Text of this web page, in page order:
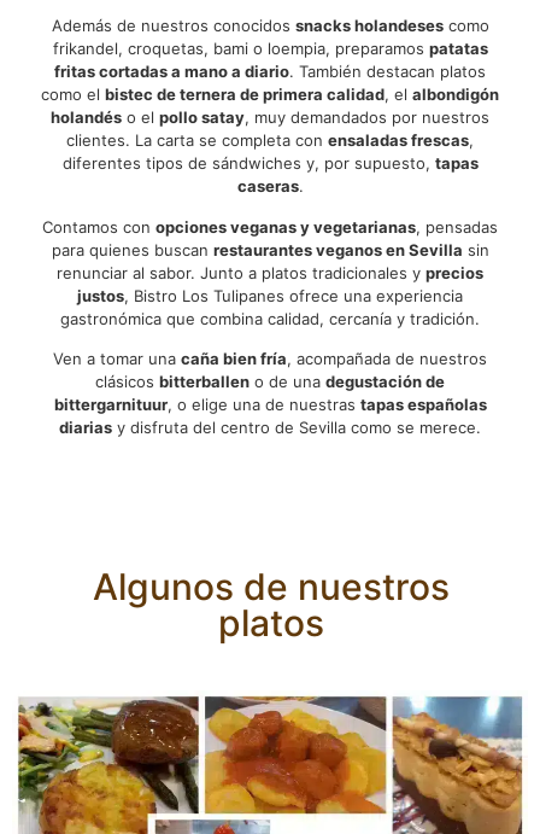
Además de nuestros conocidos snacks holandesescomo
frikandel, croquetas, bami o loempia, preparamos patatas
fritas cortadas a mano a diario. También destacan platos
como el bistec de ternera de primera calidad, el albondigón
holandés o el pollo satay, muy demandados por nuestros
clientes. La carta se completa con ensaladas frescas,
diferentes tipos de sándwiches y, por supuesto, tapas
caseras.
Contamos con opciones veganas y vegetarianas, pensadas
para quienes buscan restaurantes veganos en Sevilla sin
renunciar al sabor. Junto a platos tradicionales y precios
justos, Bistro Los Tulipanes ofrece una experiencia
gastronómica que combina calidad, cercanía y tradición.
Ven a tomar una caña bien fría, acompañada de nuestros
clásicos bitterballen o de una degustación de
bittergarnituur, o elige una de nuestras tapas españolas
diarias y disfruta del centro de Sevilla como se merece.
Algunos de nuestros
platos